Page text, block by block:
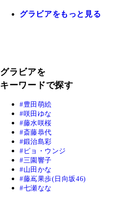
グラビアをもっと見る
グラビアを
キーワードで探す
豊田萌絵
咲田ゆな
藤水咲桜
斎藤恭代
鍛治島彩
ピョ・ウンジ
三園響子
山田かな
藤嶌果歩(日向坂46)
七瀬なな